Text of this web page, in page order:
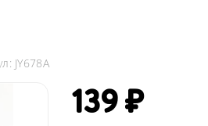
JY678A
139 ₽